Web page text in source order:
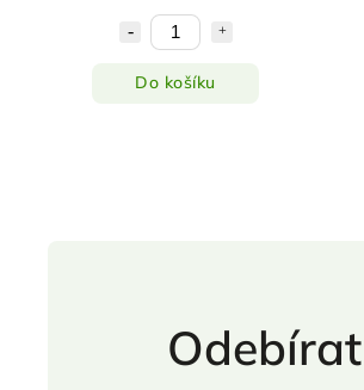
Do košíku